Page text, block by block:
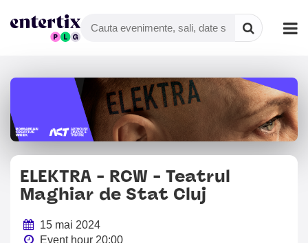
ELEKTRA - RCW - Teatrul
Maghiar de Stat Cluj
15 mai 2024
Event hour 20:00